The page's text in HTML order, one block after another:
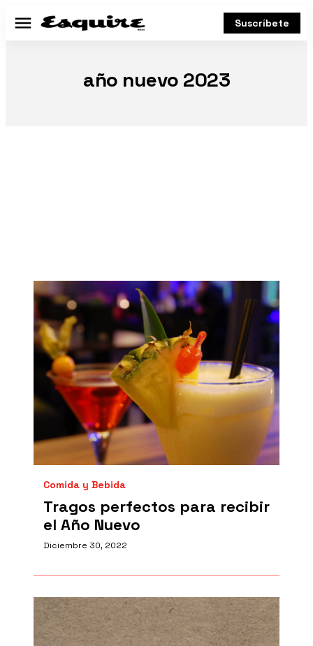
Menú Suscríbete
año nuevo 2023
Comida y Bebida
Tragos perfectos para recibir
el Año Nuevo
Diciembre 30, 2022